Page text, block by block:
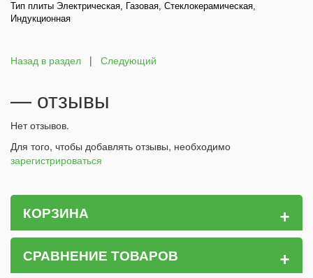
Тип плиты Электрическая, Газовая, Стеклокерамическая,
Индукционная
Назад в раздел | Следующий
— отзывы
Нет отзывов.
Для того, чтобы добавлять отзывы, необходимо
зарегистрироваться
КОРЗИНА +
СРАВНЕНИЕ ТОВАРОВ +